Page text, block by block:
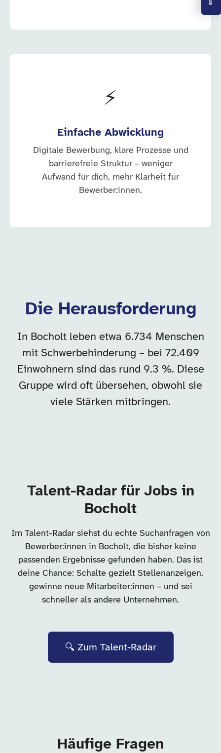
⚡
Einfache Abwicklung
Digitale Bewerbung, klare Prozesse und
barrierefreie Struktur – weniger
Aufwand für dich, mehr Klarheit für
Bewerber:innen.
Die Herausforderung
In Bocholt leben etwa 6.734 Menschen
mit Schwerbehinderung – bei 72.409
Einwohnern sind das rund 9.3 %. Diese
Gruppe wird oft übersehen, obwohl sie
viele Stärken mitbringen.
Talent-Radar für Jobs in
Bocholt
Im Talent-Radar siehst du echte Suchanfragen von
Bewerber:innen in Bocholt, die bisher keine
passenden Ergebnisse gefunden haben. Das ist
deine Chance: Schalte gezielt Stellenanzeigen,
gewinne neue Mitarbeiter:innen – und sei
schneller als andere Unternehmen.
🔍 Zum Talent-Radar
Häufige Fragen